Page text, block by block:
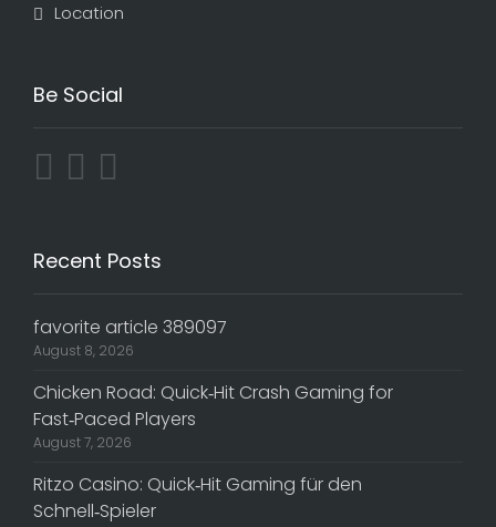
Location
Be Social
Recent Posts
favorite article 389097
August 8, 2026
Chicken Road: Quick‑Hit Crash Gaming for
Fast‑Paced Players
August 7, 2026
Ritzo Casino: Quick‑Hit Gaming für den
Schnell‑Spieler